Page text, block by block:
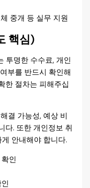
중개 등 실무 지원
핵심)
투명한 수수료, 개인
부를 반드시 확인해
한 절차는 피해주십
결 가능성, 예상 비
다. 또한 개인정보 취
안내해야 합니다.
인